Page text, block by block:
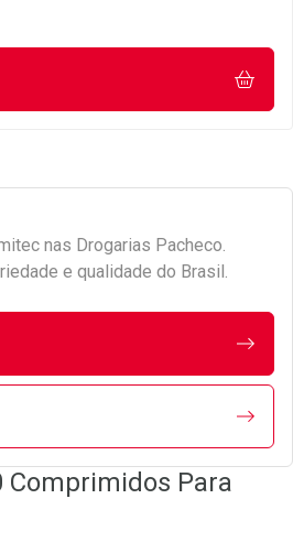
nas Drogarias Pacheco.
e qualidade do Brasil.
Comprimidos Para